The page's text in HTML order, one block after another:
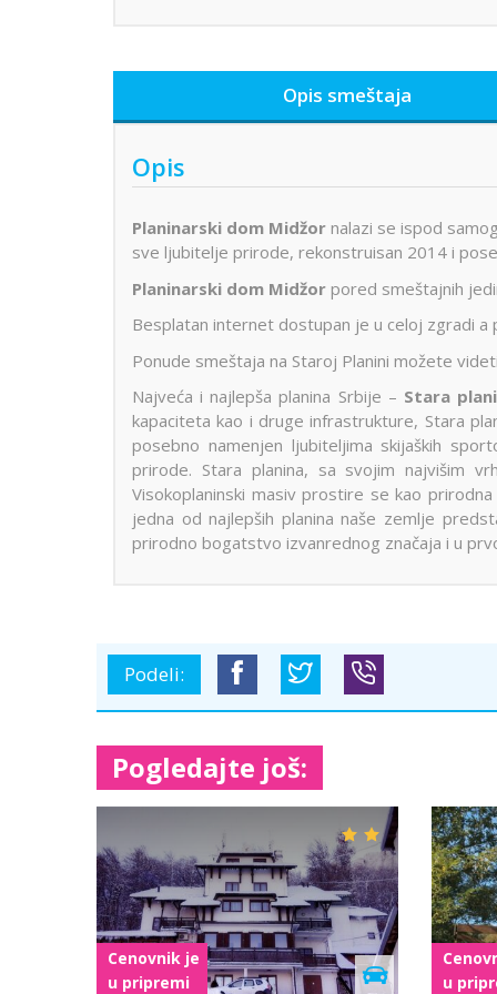
Opis smeštaja
Opis
Planinarski dom Midžor nalazi se ispod
sve ljubitelje prirode, rekonstruisan 2014 i
Planinarski dom Midžor pored smeštajnih
Besplatan internet dostupan je u celoj zgradi
Ponude smeštaja na Staroj Planini možete
Najveća i najlepša planina Srbije – Stara
kapaciteta kao i druge infrastrukture, Stara
posebno namenjen ljubiteljima skijaških
prirode. Stara planina, sa svojim najvišim
Visokoplaninski masiv prostire se kao
jedna od najlepših planina naše zemlje
prirodno bogatstvo izvanrednog značaja i u
Podeli:
Pogledajte još:
Cenovnik je
u pripremi